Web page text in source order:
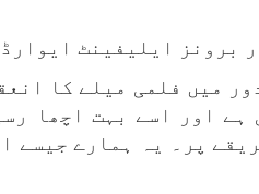
کو کووڈ-19 کے چیلنجنگ
اور اسے بہت اچھا
پر۔ یہ ہمارے جیسے